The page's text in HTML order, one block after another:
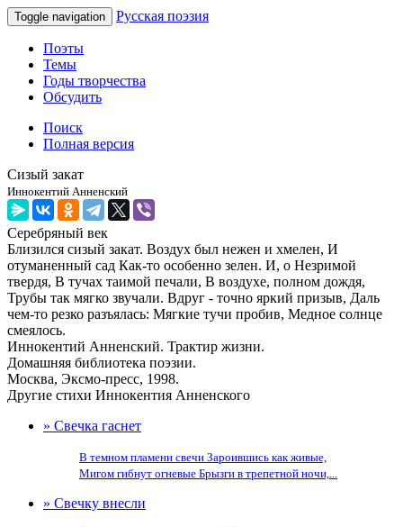
Toggle navigation Русская поэзия
Поэты
Темы
Годы творчества
Обсудить
Поиск
Полная версия
Сизый закат
Иннокентий Анненский
Серебряный век
Близился сизый закат. Воздух был нежен и хмелен, И
отуманенный сад Как-то особенно зелен. И, о Незримой
твердя, В тучах таимой печали, В воздухе, полном дождя,
Трубы так мягко звучали. Вдруг - точно яркий призыв, Даль
чем-то резко разъялась: Мягкие тучи пробив, Медное солнце
смеялось.
Иннокентий Анненский. Трактир жизни.
Домашняя библиотека поэзии.
Москва, Эксмо-пресс, 1998.
Другие стихи Иннокентия Анненского
» Свечка гаснет
В темном пламени свечи Зароившись как живые,
Мигом гибнут огневые Брызги в трепетной ночи,...
» Свечку внесли